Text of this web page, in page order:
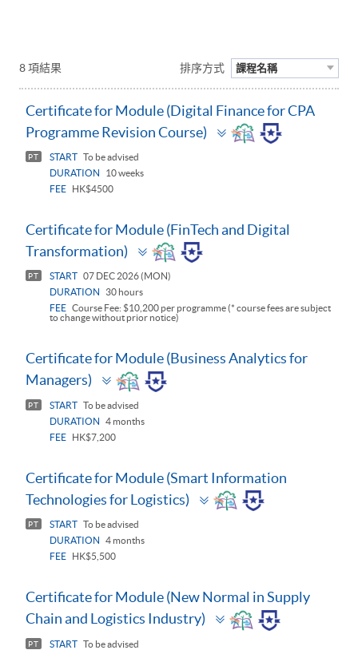
8 項結果 排序方式 課程名稱
Certificate for Module (Digital Finance for CPA
Programme Revision Course)
Toggle
panel
PT START To be advised
DURATION
10 weeks
FEE
HK$4500
Certificate for Module (FinTech and Digital
Transformation)
Toggle
panel
PT START 07 DEC 2026 (MON)
DURATION
30 hours
FEE Course Fee: $10,200 per programme (* course fees are subject
to change without prior notice)
Certificate for Module (Business Analytics for
Managers)
Toggle
panel
PT START To be advised
DURATION
4 months
FEE
HK$7,200
Certificate for Module (Smart Information
Technologies for Logistics)
Toggle
panel
PT START To be advised
DURATION
4 months
FEE
HK$5,500
Certificate for Module (New Normal in Supply
Chain and Logistics Industry)
Toggle
panel
PT START To be advised